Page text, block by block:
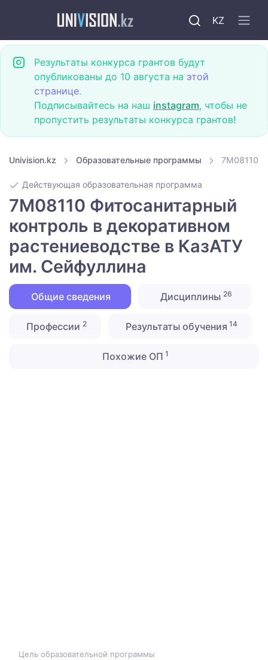
KZ
Результаты конкурса грантов будут
опубликованы до 10 августа на этой
странице.
Подписывайтесь на наш instagram, чтобы не
пропустить результаты конкурса грантов!
Univision.kz Образовательные программы 7M08110
Действующая образовательная программа
7M08110 Фитосанитарный
контроль в декоративном
растениеводстве в КазАТУ
им. Сейфуллина
Общие сведения Дисциплины 26
Профессии 2 Результаты обучения 14
Похожие ОП 1
Цель образовательной программы